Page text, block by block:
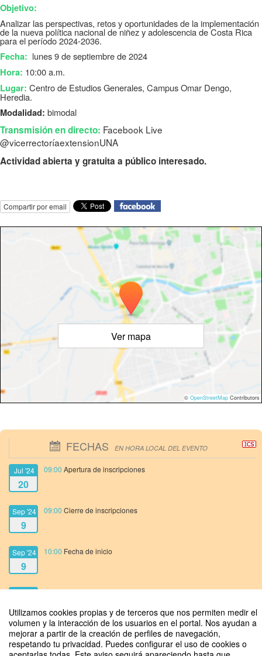
Utilizamos cookies propias y de terceros que nos permiten medir el
volumen y la interacción de los usuarios en el portal. Nos ayudan a
mejorar a partir de la creación de perfiles de navegación,
respetando tu privacidad. Puedes configurar el uso de cookies o
Objetivo:
Analizar las perspectivas, retos y oportunidades de la implementación
de la nueva política nacional de niñez y adolescencia de Costa Rica
para el período 2024-2036.
Fecha: lunes 9 de septiembre de 2024
Hora: 10:00 a.m.
Lugar: Centro de Estudios Generales, Campus Omar Dengo,
Heredia.
Modalidad: bimodal
Transmisión en directo: Facebook Live
@vicerrectoríaextensionUNA
Actividad abierta y gratuita a público interesado.
Compartir por email
Ver mapa
© OpenStreetMap Contributors
FECHAS EN HORA LOCAL DEL EVENTO
Jul '24
20
09:00 Apertura de inscripciones
Sep '24
9
09:00 Cierre de inscripciones
Sep '24
9
10:00 Fecha de inicio
9
12:00Fecha de fin